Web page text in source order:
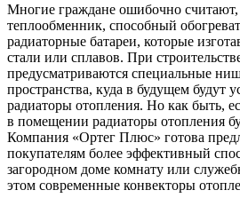
Многие граждане ошибочно
теплообменник, способный
радиаторные батареи, которые
стали или сплавов. При
предусматриваются специальные
пространства, куда в будущем будут
радиаторы отопления. Но как быть,
в помещении радиаторы отопления
Компания «Ортег Плюс» готова
покупателям более эффективный
загородном доме комнату или
этом современные конвекторы